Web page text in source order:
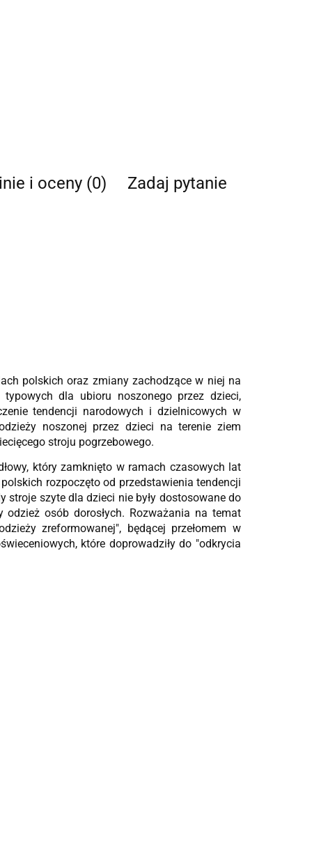
i oceny (0) Zadaj pytanie
polskich oraz zmiany zachodzące w niej na
dla ubioru noszonego przez dzieci,
tendencji narodowych i dzielnicowych w
noszonej przez dzieci na terenie ziem
stroju pogrzebowego.
który zamknięto w ramach czasowych lat
rozpoczęto od przedstawienia tendencji
stroje szyte dla dzieci nie były dostosowane do
osób dorosłych. Rozważania na temat
zreformowanej", będącej przełomem w
które doprowadziły do "odkrycia